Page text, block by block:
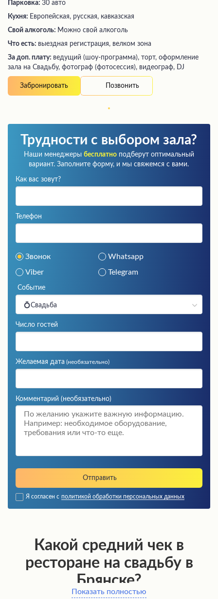
Парковка: 30 авто
Кухня: Европейская, русская, кавказская
Свой алкоголь: Можно свой алкоголь
Что есть: выездная регистрация, велком зона
За доп. плату: ведущий (шоу-программа), торт, оформление
зала на Свадьбу, фотограф (фотосессия), видеограф, DJ
Забронировать Позвонить
Трудности с выбором зала?
Наши менеджеры бесплатноподберут оптимальный
вариант. Заполните форму, и мы свяжемся с вами.
Как вас зовут?
Телефон
Звонок
Whatsapp
Viber
Telegram
Событие
💍Свадьба
Число гостей
Желаемая дата (необязательно)
Комментарий (необязательно)
Я согласен с политикой обработки персональных данных
Показать полностью
Какой средний чек в
ресторане на свадьбу в
Брянске?